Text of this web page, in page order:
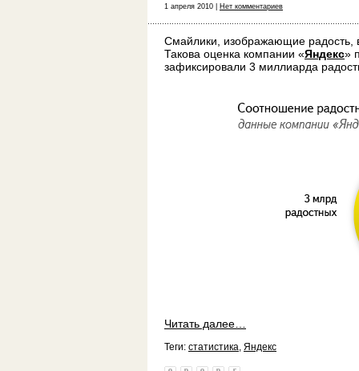
1 апреля 2010 | Нет комментариев
Смайлики, изображающие радость,
Такова оценка компании «Яндекс»
зафиксировали 3 миллиарда
Читать далее…
Теги: статистика, Яндекс